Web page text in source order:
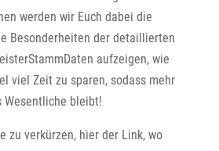
werden wir Euch dabei die
Besonderheiten der detaillierten
aufzeigen, wie
viel Zeit zu sparen, sodass mehr
bleibt!
zu verkürzen, hier der Link, wo